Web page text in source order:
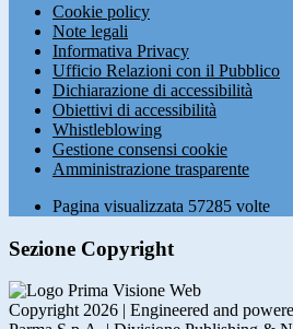
Cookie policy
Note legali
Informativa Privacy
Ufficio Relazioni con il Pubblico
Dichiarazione di accessibilità
Obiettivi di accessibilità
Whistleblowing
Gestione consensi cookie
Amministrazione trasparente
Pagina visualizzata 57285 volte
Sezione Copyright
Copyright 2026 | Engineered and